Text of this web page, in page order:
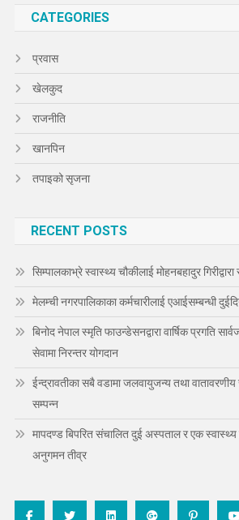
CATEGORIES
प्रवास
खेलकुद
राजनीति
खानपिन
तपाइको सृजना
RECENT POSTS
सिम्पालकाभ्रे स्वास्थ्य चौकीलाई मोहनबहादुर
मेलम्ची नगरपालिकाका कर्मचारीलाई एआईसम्बन्धी
बिनोद नेपाल स्मृति फाउन्डेसनद्वारा वार्षिक प्रगति
सेवामा निरन्तर योगदान
ईन्द्रावतीका सबै वडामा जलवायुजन्य तथा
सम्पन्न
मापदण्ड बिपरित संचालित दुई अस्पताल र एक
अनुगमन तीव्र